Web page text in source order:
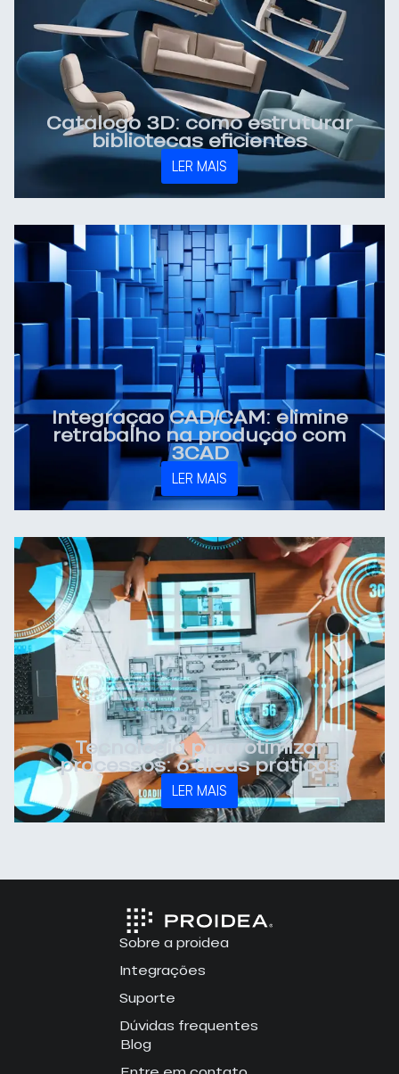
Catálogo 3D: como estruturar
bibliotecas eficientes
LER MAIS
Integração CAD/CAM: elimine
retrabalho na produção com
3CAD
LER MAIS
Tecnologia para otimizar
processos: 6 dicas práticas
LER MAIS
Sobre a proidea
Integrações
Suporte
Dúvidas frequentes
Blog